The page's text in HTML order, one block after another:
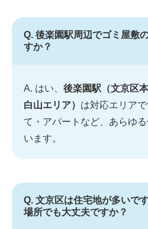
Q. 後楽園駅周辺でゴミ屋敷
すか？
A. はい、 後楽園駅（文京区
白山エリア） は対応エリア
て・アパートなど、あらゆ
います。
Q. 文京区は住宅地が多いで
場所でも大丈夫ですか？